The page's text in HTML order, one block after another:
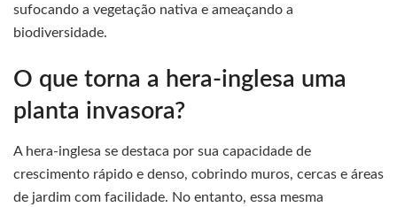
sufocando a vegetação nativa e ameaçando a
biodiversidade.
O que torna a hera-inglesa uma
planta invasora?
A hera-inglesa se destaca por sua capacidade de
crescimento rápido e denso, cobrindo muros, cercas e áreas
de jardim com facilidade. No entanto, essa mesma